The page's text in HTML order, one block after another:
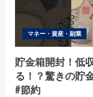
マネー・資産・副業
貯金箱開封！低
る！？驚きの貯
#節約